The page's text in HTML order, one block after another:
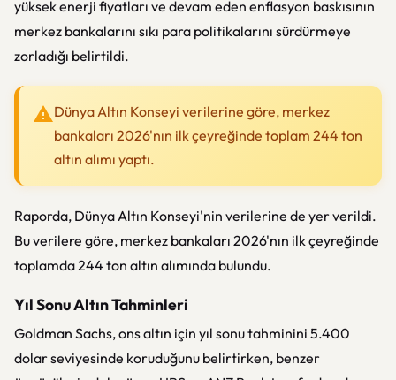
yüksek enerji fiyatları ve devam eden enflasyon baskısının
merkez bankalarını sıkı para politikalarını sürdürmeye
zorladığı belirtildi.
Dünya Altın Konseyi verilerine göre, merkez
bankaları 2026'nın ilk çeyreğinde toplam 244 ton
altın alımı yaptı.
Raporda, Dünya Altın Konseyi'nin verilerine de yer verildi.
Bu verilere göre, merkez bankaları 2026'nın ilk çeyreğinde
toplamda 244 ton altın alımında bulundu.
Yıl Sonu Altın Tahminleri
Goldman Sachs, ons altın için yıl sonu tahminini 5.400
dolar seviyesinde koruduğunu belirtirken, benzer